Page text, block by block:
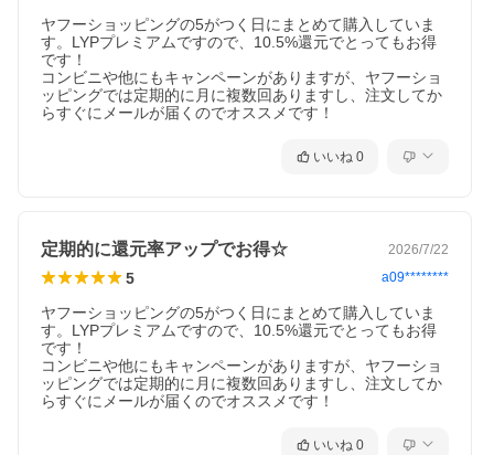
ヤフーショッピングの5がつく日にまとめて購入していま
す。LYPプレミアムですので、10.5%還元でとってもお得
です！
コンビニや他にもキャンペーンがありますが、ヤフーショ
ッピングでは定期的に月に複数回ありますし、注文してか
らすぐにメールが届くのでオススメです！
いいね 0
定期的に還元率アップでお得☆ 2026/7/22
5 a09********
ヤフーショッピングの5がつく日にまとめて購入していま
す。LYPプレミアムですので、10.5%還元でとってもお得
です！
コンビニや他にもキャンペーンがありますが、ヤフーショ
ッピングでは定期的に月に複数回ありますし、注文してか
らすぐにメールが届くのでオススメです！
いいね 0